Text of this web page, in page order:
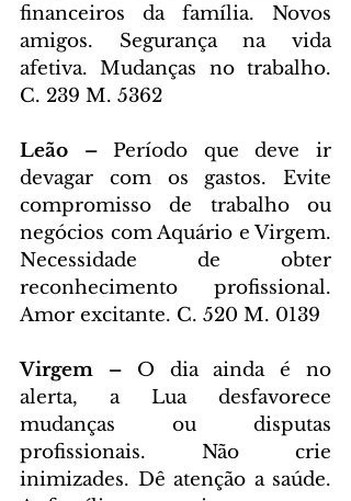
financeiros da família. Novos
amigos. Segurança na vida
afetiva. Mudanças no trabalho.
C. 239 M. 5362
Leão – Período que deve ir
devagar com os gastos. Evite
compromisso de trabalho ou
negócios com Aquário e Virgem.
Necessidade de obter
reconhecimento profissional.
Amor excitante. C. 520 M. 0139
Virgem – O dia ainda é no
alerta, a Lua desfavorece
mudanças ou disputas
profissionais. Não crie
inimizades. Dê atenção a saúde.